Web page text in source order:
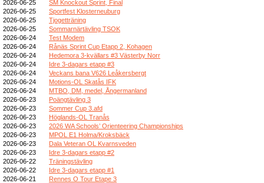
2026-06-25
SM Knockout Sprint, Final
2026-06-25
Sportfest Klosterneuburg
2026-06-25
Tjogetträning
2026-06-25
Sommarnärtävling TSOK
2026-06-24
Test Modem
2026-06-24
Rånäs Sprint Cup Etapp 2, Kohagen
2026-06-24
Hedemora 3-kvällars #3 Västerby Norr
2026-06-24
Idre 3-dagars etapp #3
2026-06-24
Veckans bana V626 Leåkersbergt
2026-06-24
Motions-OL Skatås IFK
2026-06-24
MTBO, DM, medel, Ångermanland
2026-06-23
Poängtävling 3
2026-06-23
Sommer Cup 3.afd
2026-06-23
Höglands-OL Tranås
2026-06-23
2026 WA Schools’ Orienteering Championships
2026-06-23
MPOL E1 Holma/Kroksbäck
2026-06-23
Dala Veteran OL Kvarnsveden
2026-06-23
Idre 3-dagars etapp #2
2026-06-22
Träningstävling
2026-06-22
Idre 3-dagars etapp #1
2026-06-21
Rennes O Tour Etape 3